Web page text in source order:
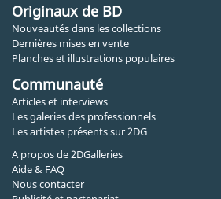
Originaux de BD
Nouveautés dans les collections
Dernières mises en vente
Planches et illustrations populaires
Communauté
Articles et interviews
Les galeries des professionnels
Les artistes présents sur 2DG
A propos de 2DGalleries
Aide & FAQ
Nous contacter